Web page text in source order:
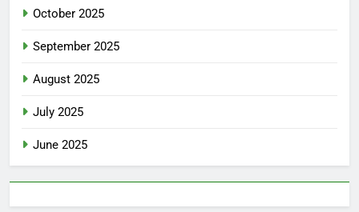
October 2025
September 2025
August 2025
July 2025
June 2025